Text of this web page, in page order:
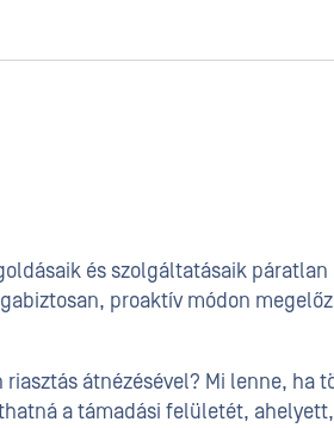
és szolgáltatásaik
proaktív módon
átnézésével? Mi lenne, ha
a támadási felületét,